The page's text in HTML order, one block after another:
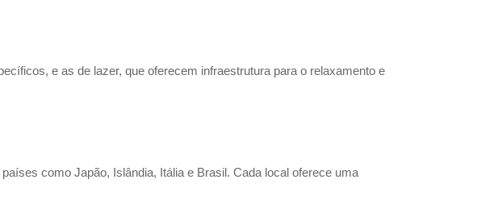
e as de lazer, que oferecem infraestrutura para o relaxamento e
como Japão, Islândia, Itália e Brasil. Cada local oferece uma